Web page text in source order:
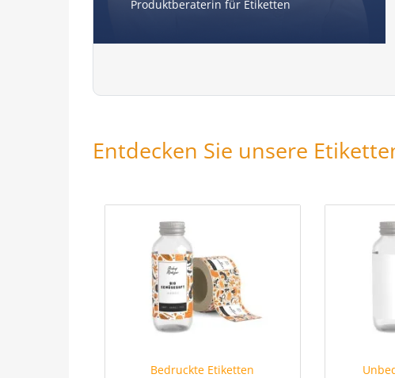
Produktberaterin für Etiketten
Entdecken Sie unsere
Bedruckte Etiketten